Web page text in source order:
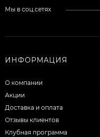
Мы в соц.сетях
ИНФОРМАЦИЯ
О компании
Акции
Доставка и оплата
Отзывы клиентов
Клубная программа